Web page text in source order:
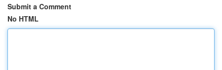
Submit a Comment
No HTML